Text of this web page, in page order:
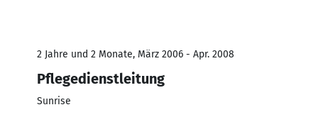
2 Jahre und 2 Monate, März 2006 - Apr. 2008
Pflegedienstleitung
Sunrise